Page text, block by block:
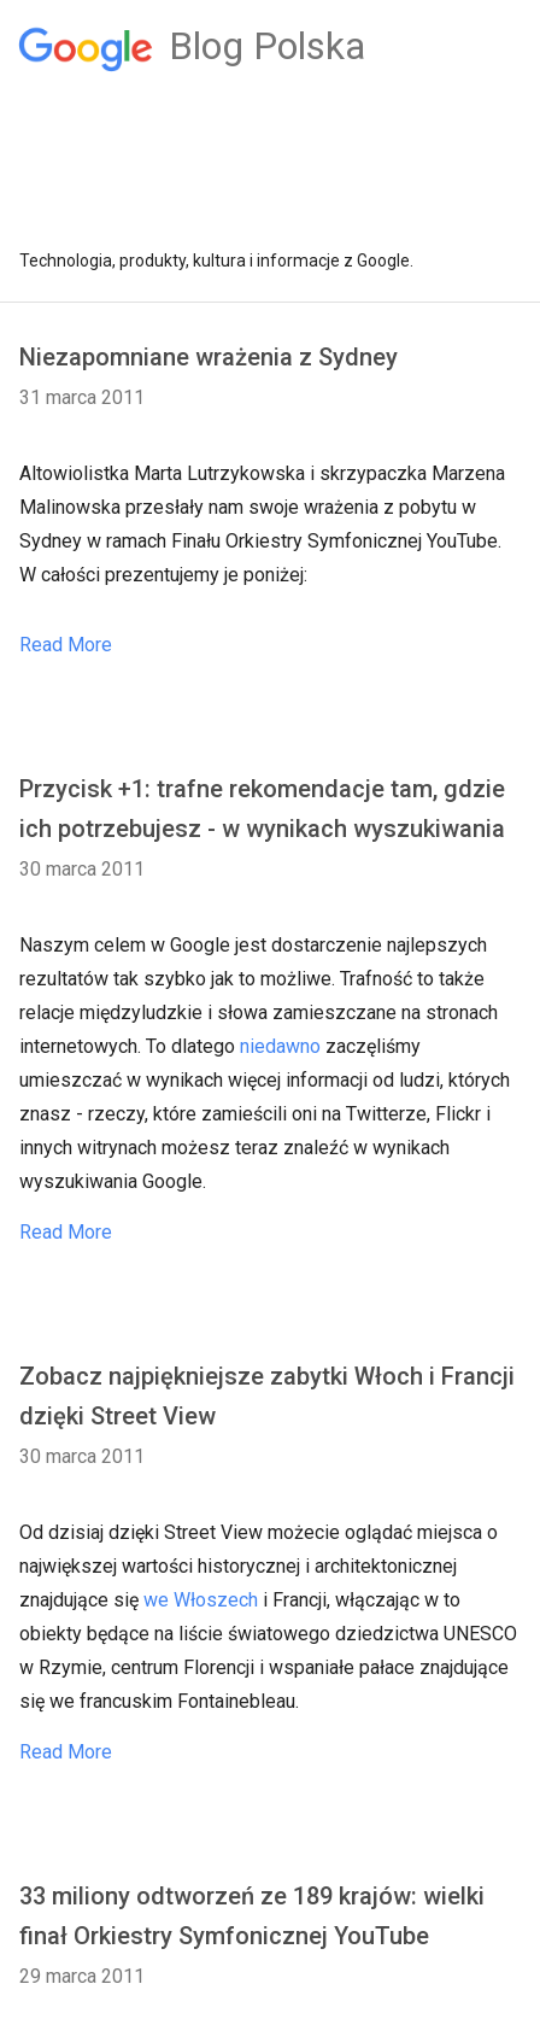
Blog Polska
Technologia, produkty, kultura i informacje z Google.
Niezapomniane wrażenia z Sydney
31 marca 2011
Altowiolistka Marta Lutrzykowska i skrzypaczka Marzena
Malinowska przesłały nam swoje wrażenia z pobytu w
Sydney w ramach Finału Orkiestry Symfonicznej YouTube.
W całości prezentujemy je poniżej:
Read More
Przycisk +1: trafne rekomendacje tam, gdzie
ich potrzebujesz - w wynikach wyszukiwania
30 marca 2011
Naszym celem w Google jest dostarczenie najlepszych
rezultatów tak szybko jak to możliwe. Trafność to także
relacje międzyludzkie i słowa zamieszczane na stronach
internetowych. To dlatego niedawno zaczęliśmy
umieszczać w wynikach więcej informacji od ludzi, których
znasz - rzeczy, które zamieścili oni na Twitterze, Flickr i
innych witrynach możesz teraz znaleźć w wynikach
wyszukiwania Google.
Read More
Zobacz najpiękniejsze zabytki Włoch i Francji
dzięki Street View
30 marca 2011
Od dzisiaj dzięki Street View możecie oglądać miejsca o
największej wartości historycznej i architektonicznej
znajdujące się we Włoszech i Francji, włączając w to
obiekty będące na liście światowego dziedzictwa UNESCO
w Rzymie, centrum Florencji i wspaniałe pałace znajdujące
się we francuskim Fontainebleau.
Read More
33 miliony odtworzeń ze 189 krajów: wielki
finał Orkiestry Symfonicznej YouTube
29 marca 2011